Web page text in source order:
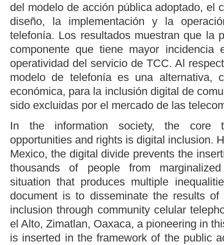
del modelo de acción pública adoptado, el
diseño, la implementación y la
telefonía. Los resultados muestran que la
componente que tiene mayor incidencia
operatividad del servicio de TCC. Al
modelo de telefonía es una alternativa,
económica, para la inclusión digital de
sido excluidas por el mercado de las
In the information society, the core
opportunities and rights is digital inclusion.
Mexico, the digital divide prevents the
thousands of people from
situation that produces multiple
document is to disseminate the results
inclusion through community celular
el Alto, Zimatlan, Oaxaca, a pioneering in
is inserted in the framework of the public